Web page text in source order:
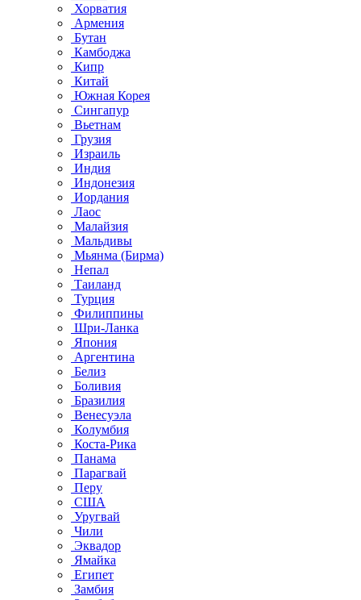
Хорватия
Армения
Бутан
Камбоджа
Кипр
Китай
Южная Корея
Сингапур
Вьетнам
Грузия
Израиль
Индия
Индонезия
Иордания
Лаос
Малайзия
Мальдивы
Мьянма (Бирма)
Непал
Таиланд
Турция
Филиппины
Шри-Ланка
Япония
Аргентина
Белиз
Боливия
Бразилия
Венесуэла
Колумбия
Коста-Рика
Панама
Парагвай
Перу
США
Уругвай
Чили
Эквадор
Ямайка
Египет
Замбия